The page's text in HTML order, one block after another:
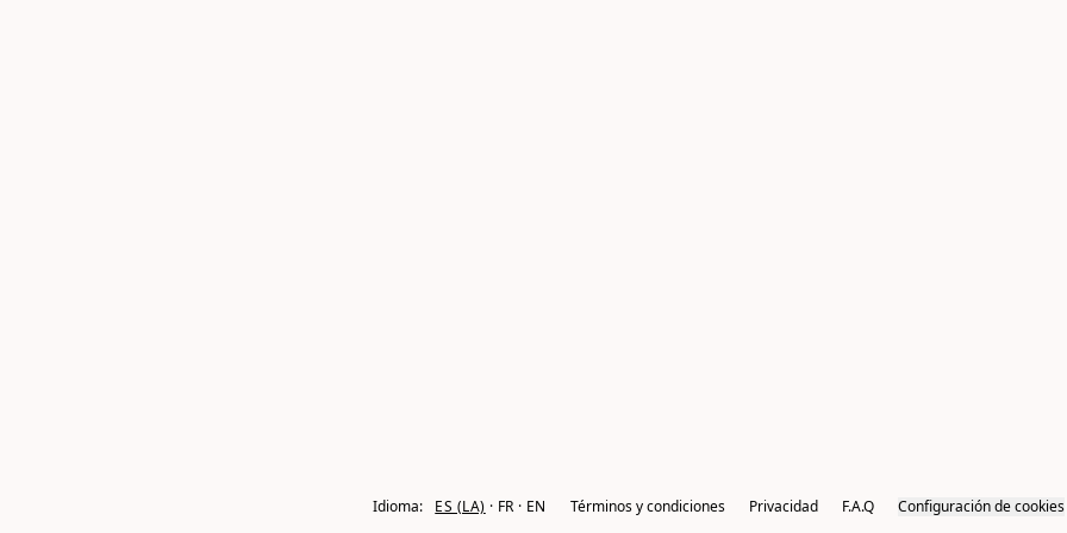
Idioma: ES (LA) FR EN Términos y condiciones Privacidad F.A.Q Configuración de cookies